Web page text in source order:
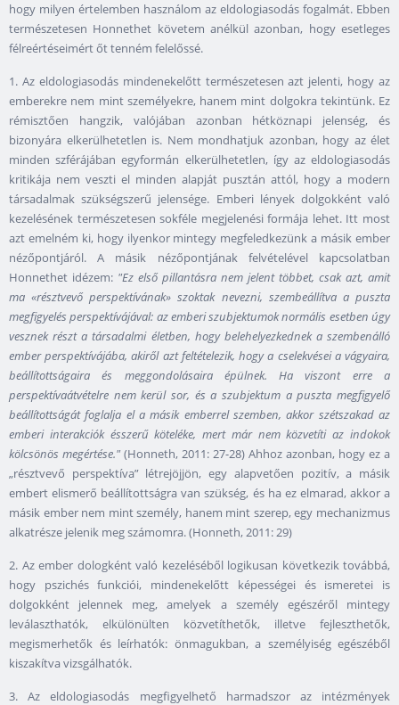
hogy milyen értelemben használom az eldologiasodás fogalmát. Ebben
természetesen Honnethet követem anélkül azonban, hogy esetleges
félreértéseimért őt tenném felelőssé.
1. Az eldologiasodás mindenekelőtt természetesen azt jelenti, hogy az
emberekre nem mint személyekre, hanem mint dolgokra tekintünk. Ez
rémisztően hangzik, valójában azonban hétköznapi jelenség, és
bizonyára elkerülhetetlen is. Nem mondhatjuk azonban, hogy az élet
minden szférájában egyformán elkerülhetetlen, így az eldologiasodás
kritikája nem veszti el minden alapját pusztán attól, hogy a modern
társadalmak szükségszerű jelensége. Emberi lények dolgokként való
kezelésének természetesen sokféle megjelenési formája lehet. Itt most
azt emelném ki, hogy ilyenkor mintegy megfeledkezünk a másik ember
nézőpontjáról. A másik nézőpontjának felvételével kapcsolatban
Honnethet idézem: "Ez első pillantásra nem jelent többet, csak azt, amit
ma «résztvevő perspektívának» szoktak nevezni, szembeállítva a puszta
megfigyelés perspektívájával: az emberi szubjektumok normális esetben úgy
vesznek részt a társadalmi életben, hogy belehelyezkednek a szembenálló
ember perspektívájába, akiről azt feltételezik, hogy a cselekvései a vágyaira,
beállítottságaira és meggondolásaira épülnek. Ha viszont erre a
perspektívaátvételre nem kerül sor, és a szubjektum a puszta megfigyelő
beállítottságát foglalja el a másik emberrel szemben, akkor szétszakad az
emberi interakciók ésszerű köteléke, mert már nem közvetíti az indokok
kölcsönös megértése." (Honneth, 2011: 27-28) Ahhoz azonban, hogy ez a
„résztvevő perspektíva” létrejöjjön, egy alapvetően pozitív, a másik
embert elismerő beállítottságra van szükség, és ha ez elmarad, akkor a
másik ember nem mint személy, hanem mint szerep, egy mechanizmus
alkatrésze jelenik meg számomra. (Honneth, 2011: 29)
2. Az ember dologként való kezeléséből logikusan következik továbbá,
hogy pszichés funkciói, mindenekelőtt képességei és ismeretei is
dolgokként jelennek meg, amelyek a személy egészéről mintegy
leválaszthatók, elkülönülten közvetíthetők, illetve fejleszthetők,
megismerhetők és leírhatók: önmagukban, a személyiség egészéből
kiszakítva vizsgálhatók.
3. Az eldologiasodás megfigyelhető harmadszor az intézmények